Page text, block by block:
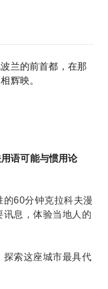
兰的前首都，在那
辉映。
语可能与惯用论
60分钟克拉科夫漫
讯息，体验当地人的
探索这座城市最具代